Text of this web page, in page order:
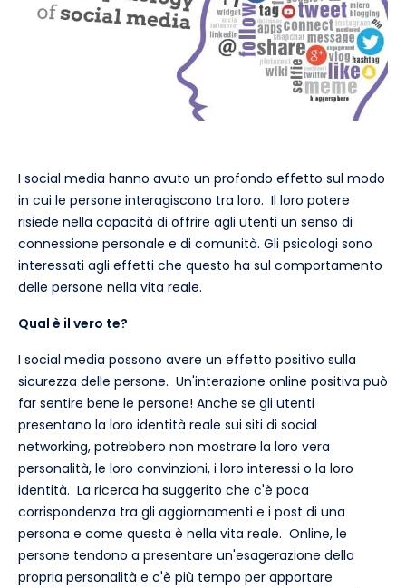
I social media hanno avuto un profondo effetto sul modo
in cui le persone interagiscono tra loro. Il loro potere
risiede nella capacità di offrire agli utenti un senso di
connessione personale e di comunità. Gli psicologi sono
interessati agli effetti che questo ha sul comportamento
delle persone nella vita reale.
Qual è il vero te?
I social media possono avere un effetto positivo sulla
sicurezza delle persone. Un'interazione online positiva può
far sentire bene le persone! Anche se gli utenti
presentano la loro identità reale sui siti di social
networking, potrebbero non mostrare la loro vera
personalità, le loro convinzioni, i loro interessi o la loro
identità. La ricerca ha suggerito che c'è poca
corrispondenza tra gli aggiornamenti e i post di una
persona e come questa è nella vita reale. Online, le
persone tendono a presentare un'esagerazione della
propria personalità e c'è più tempo per apportare